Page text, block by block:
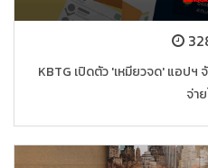
KBTG เปิดตัว 'เหมียวจด' แอปฯ
จ่า